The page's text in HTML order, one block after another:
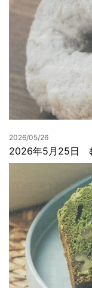
2026/05/26
2026年5月25日